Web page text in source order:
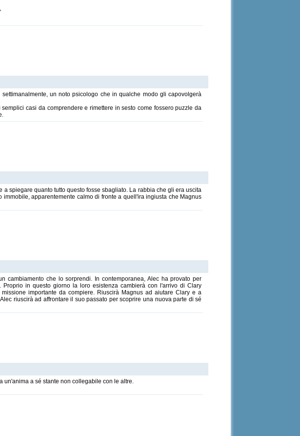
un noto psicologo che in qualche modo gli capovolgerà
casi da comprendere e rimettere in sesto come fossero puzzle da
spiegare quanto tutto questo fosse sbagliato. La rabbia che gli era uscita
apparentemente calmo di fronte a quell'ira ingiusta che Magnus
che lo sorprendi. In contemporanea, Alec ha provato per
in questo giorno la loro esistenza cambierà con l'arrivo di Clary
importante da compiere. Riuscirà Magnus ad aiutare Clary e a
riuscirà ad affrontare il suo passato per scoprire una nuova parte di sé
un'anima a sé stante non collegabile con le altre.